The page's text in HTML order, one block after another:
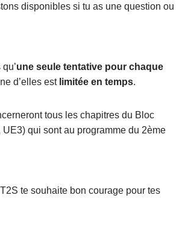
disponibles si tu as une question ou
une seule tentative pour chaque
d’elles est limitée en temps.
tous les chapitres du Bloc
qui sont au programme du 2ème
te souhaite bon courage pour tes